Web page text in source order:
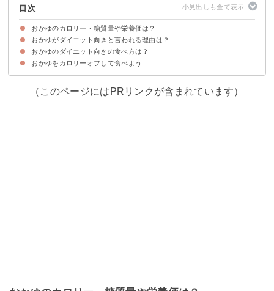
目次
おかゆのカロリー・糖質量や栄養価は？
おかゆ（1食分）のカロリー・糖質量
おかゆの栄養価を白ご飯と比較
おかゆがダイエット向きと言われる理由は？
①水分が多い分カサ増しできる
②ご飯をおかゆに置き換えるだけなのでダイエットしやすい
おかゆのダイエット向きの食べ方は？
①栄養を他の食材で補う
②白米をもち麦・玄米に変える
おかゆをカロリーオフして食べよう
（このページにはPRリンクが含まれています）